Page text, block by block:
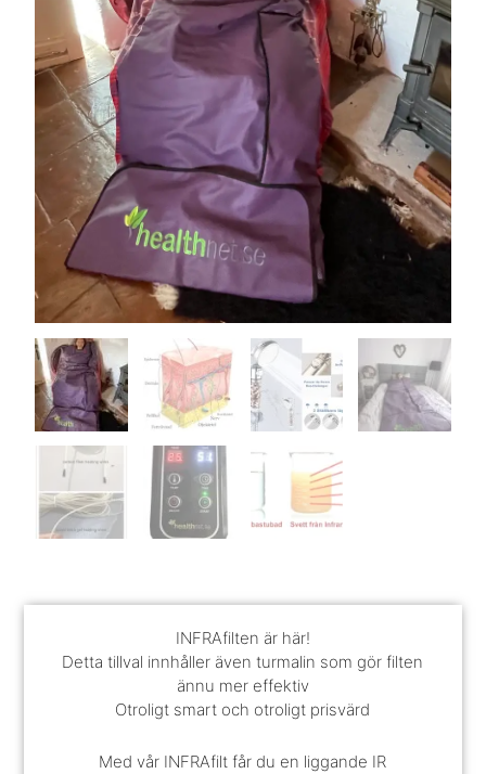
INFRAfilten är här!
Detta tillval innhåller även turmalin som gör filten
ännu mer effektiv
Otroligt smart och otroligt prisvärd
Med vår INFRAfilt får du en liggande IR